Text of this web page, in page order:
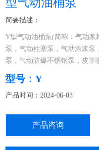
型气动油桶泵
简要描述：
Y型气动油桶泵(简称：气动浆
泵，气动柱塞泵，气动浓浆泵
泵，气动防爆不锈钢泵，皮革
膜革、压延革、彩涂板、印染
涂、薄膜镀铝、彩钢瓦等行业。
型号：Y
产品时间：2024-06-03
产品咨询